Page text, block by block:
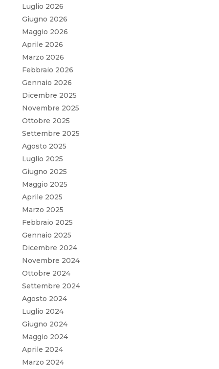
Luglio 2026
Giugno 2026
Maggio 2026
Aprile 2026
Marzo 2026
Febbraio 2026
Gennaio 2026
Dicembre 2025
Novembre 2025
Ottobre 2025
Settembre 2025
Agosto 2025
Luglio 2025
Giugno 2025
Maggio 2025
Aprile 2025
Marzo 2025
Febbraio 2025
Gennaio 2025
Dicembre 2024
Novembre 2024
Ottobre 2024
Settembre 2024
Agosto 2024
Luglio 2024
Giugno 2024
Maggio 2024
Aprile 2024
Marzo 2024